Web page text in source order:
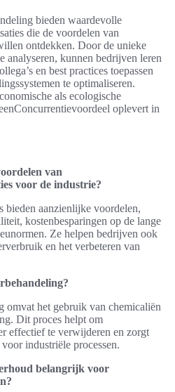
bieden waardevolle
die de voordelen van
ontdekken. Door de unieke
analyseren, kunnen bedrijven leren
en best practices toepassen
te optimaliseren.
als ecologische
oplevert in
van
voor de industrie?
bieden aanzienlijke voordelen,
kostenbesparingen op de lange
Ze helpen bedrijven ook
en het verbeteren van
omvat het gebruik van chemicaliën
Dit proces helpt om
effectief te verwijderen en zorgt
industriële processen.
belangrijk voor